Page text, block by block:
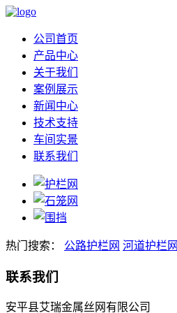
公司首页
产品中心
关于我们
案例展示
新闻中心
技术支持
车间实景
联系我们
热门搜索： 公路护栏网 河道护栏网
联系我们
安平县艾瑞金属丝网有限公司